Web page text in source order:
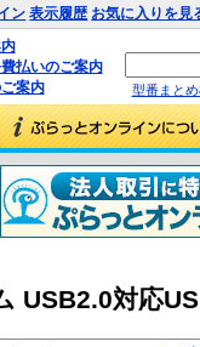
ン 表示履歴 お気に入りを見
払いのご案内
案内
型番まと
USB2.0対応